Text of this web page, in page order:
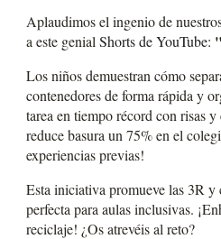
Aplaudimos el ingenio de
a este genialShorts de YouTube:
Los niños demuestran cómo
contenedores de forma rápida y
tarea en tiempo récord con risas
reduce basura un 75% en el
experiencias previas!
Esta iniciativa promueve las 3R
perfecta para aulas inclusivas.
reciclaje! ¿Os atrevéis al reto?